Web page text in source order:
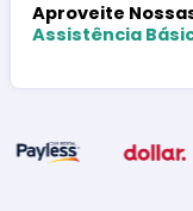
Aproveite
Assistência